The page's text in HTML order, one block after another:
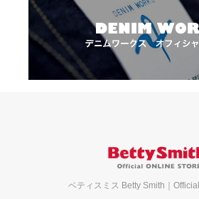
ベティスミス Betty Smith｜